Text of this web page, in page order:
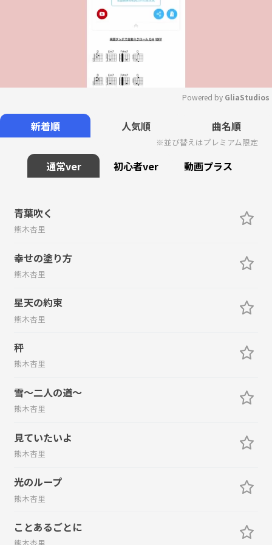
Mute
Powered by GliaStudios
新着順 人気順 曲名順
※並び替えはプレミアム限定
通常ver 初心者ver 動画プラス
青葉吹く
熊木杏里
幸せの塗り方
熊木杏里
星天の約束
熊木杏里
秤
熊木杏里
雪～二人の道～
熊木杏里
見ていたいよ
熊木杏里
光のループ
熊木杏里
ことあるごとに